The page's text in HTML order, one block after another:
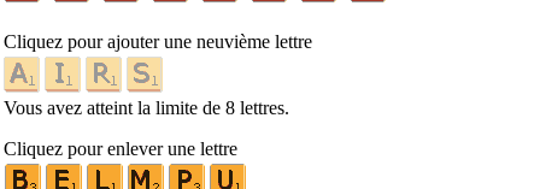
Cliquez pour ajouter une neuvième lettre
Vous avez atteint la limite de 8 lettres.
Cliquez pour enlever une lettre